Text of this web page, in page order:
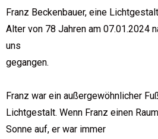
Franz Beckenbauer, eine
Alter von 78 Jahren am 07.01.2024
uns
gegangen.
Franz war ein außergewöhnlicher
Lichtgestalt. Wenn Franz einen
Sonne auf, er war immer